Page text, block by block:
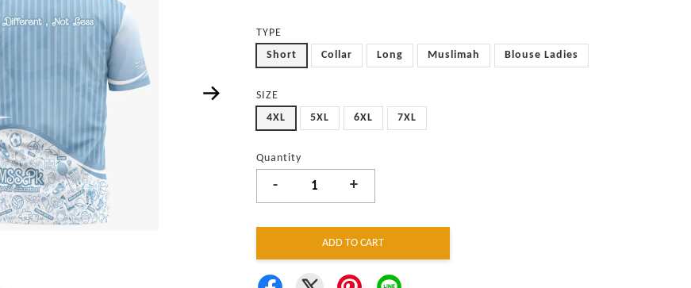
TYPE
Short
Collar Long Muslimah Blouse Ladies
SIZE
4XL
5XL 6XL 7XL
Quantity
- +
ADD TO CART